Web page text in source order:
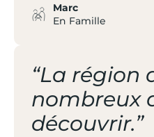
Marc
En Famille
“La région
nombreux
découvrir.”